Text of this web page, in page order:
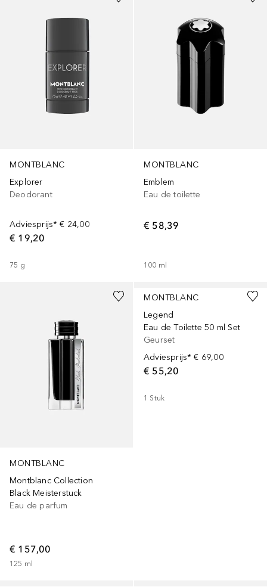
MONTBLANC
Explorer
Deodorant
Adviesprijs* € 24,00
€ 19,20
75 g
MONTBLANC
Emblem
Eau de toilette
€ 58,39
100 ml
MONTBLANC
Montblanc Collection
Black Meisterstuck
Eau de parfum
€ 157,00
125 ml
MONTBLANC
Legend
Eau de Toilette 50 ml Set
Geurset
Adviesprijs* € 69,00
€ 55,20
1 Stuk